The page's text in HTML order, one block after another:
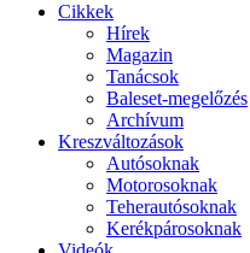
Cikkek
Hírek
Magazin
Tanácsok
Baleset-megelőzés
Archívum
Kreszváltozások
Autósoknak
Motorosoknak
Teherautósoknak
Kerékpárosoknak